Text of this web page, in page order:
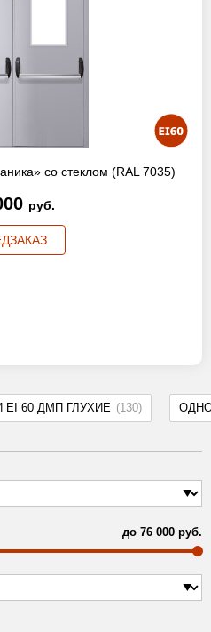
60 ДМП ГЛУХИЕ (130)
до 76 000 руб.
со стеклом (RAL 7035)
руб.